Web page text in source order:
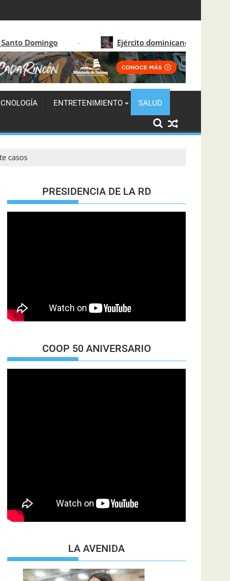
el crecimiento turístico en 2026
Ejército dominicano detiene a 122
ENTRETENIMIENTO SALUD
casos
PRESIDENCIA DE LA RD
COOP 50 ANIVERSARIO
LA AVENIDA